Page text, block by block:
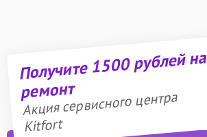
Получите 1500 рублей на
ремонт
Акция сервисного центра
Kitfort